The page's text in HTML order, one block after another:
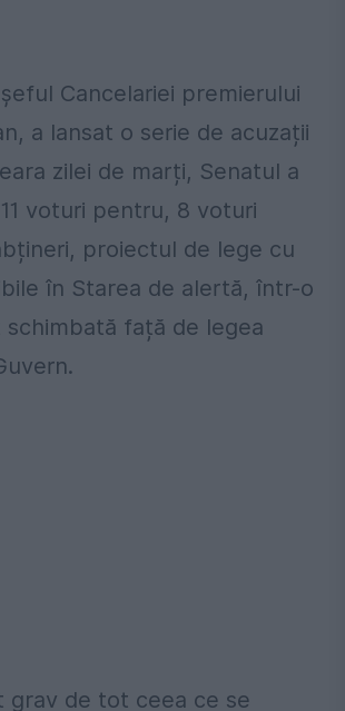
Cancelariei premierului
a lansat o serie de acuzații
zilei de marți, Senatul a
voturi pentru, 8 voturi
proiectul de lege cu
în Starea de alertă, într-o
schimbată față de legea
grav de tot ceea ce se